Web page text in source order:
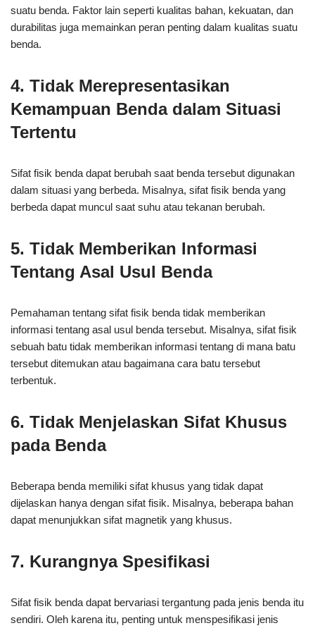
suatu benda. Faktor lain seperti kualitas bahan, kekuatan, dan
durabilitas juga memainkan peran penting dalam kualitas suatu
benda.
4. Tidak Merepresentasikan
Kemampuan Benda dalam Situasi
Tertentu
Sifat fisik benda dapat berubah saat benda tersebut digunakan
dalam situasi yang berbeda. Misalnya, sifat fisik benda yang
berbeda dapat muncul saat suhu atau tekanan berubah.
5. Tidak Memberikan Informasi
Tentang Asal Usul Benda
Pemahaman tentang sifat fisik benda tidak memberikan
informasi tentang asal usul benda tersebut. Misalnya, sifat fisik
sebuah batu tidak memberikan informasi tentang di mana batu
tersebut ditemukan atau bagaimana cara batu tersebut
terbentuk.
6. Tidak Menjelaskan Sifat Khusus
pada Benda
Beberapa benda memiliki sifat khusus yang tidak dapat
dijelaskan hanya dengan sifat fisik. Misalnya, beberapa bahan
dapat menunjukkan sifat magnetik yang khusus.
7. Kurangnya Spesifikasi
Sifat fisik benda dapat bervariasi tergantung pada jenis benda itu
sendiri. Oleh karena itu, penting untuk menspesifikasi jenis